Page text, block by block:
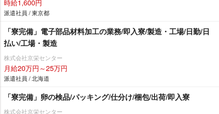
時給1,600円
派遣社員 / 東京都
「寮完備」電子部品材料加工の業務/即入寮/製造・工場/日勤/日
払い/工場・製造
株式会社京栄センター
月給20万円～25万円
派遣社員 / 北海道
「寮完備」卵の検品/パッキング/仕分け/梱包/出荷/即入寮
株式会社京栄センター